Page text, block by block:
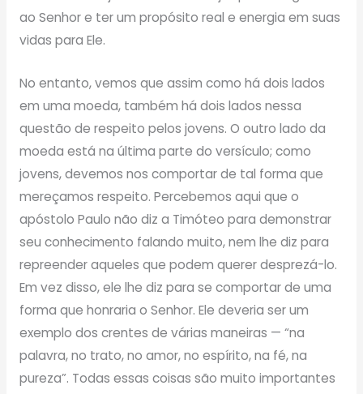
ao Senhor e ter um propósito real e energia em suas
vidas para Ele.
No entanto, vemos que assim como há dois lados
em uma moeda, também há dois lados nessa
questão de respeito pelos jovens. O outro lado da
moeda está na última parte do versículo; como
jovens, devemos nos comportar de tal forma que
mereçamos respeito. Percebemos aqui que o
apóstolo Paulo não diz a Timóteo para demonstrar
seu conhecimento falando muito, nem lhe diz para
repreender aqueles que podem querer desprezá-lo.
Em vez disso, ele lhe diz para se comportar de uma
forma que honraria o Senhor. Ele deveria ser um
exemplo dos crentes de várias maneiras — “na
palavra, no trato, no amor, no espírito, na fé, na
pureza”. Todas essas coisas são muito importantes